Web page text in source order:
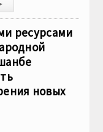
ресурсами
новых